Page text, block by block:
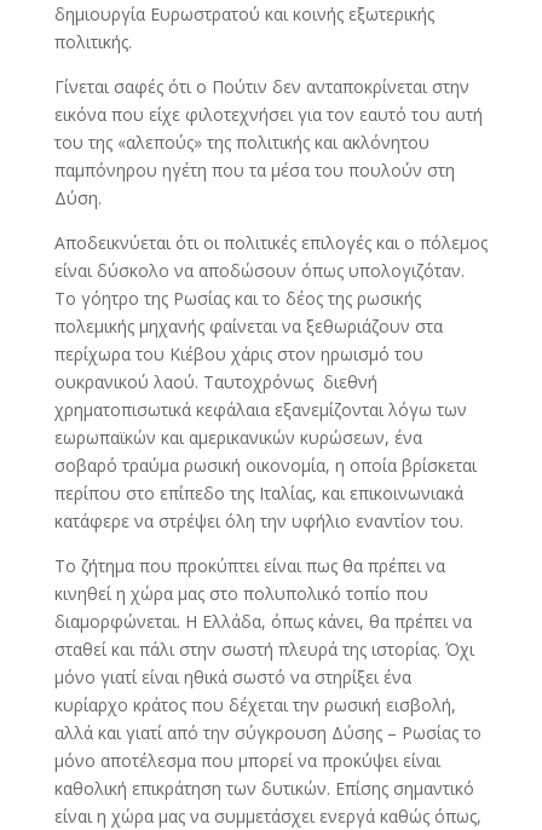
δημιουργία Ευρωστρατού και κοινής εξωτερικής
πολιτικής.
Γίνεται σαφές ότι ο Πούτιν δεν ανταποκρίνεται στην
εικόνα που είχε φιλοτεχνήσει για τον εαυτό του αυτή
του της «αλεπούς» της πολιτικής και ακλόνητου
παμπόνηρου ηγέτη που τα μέσα του πουλούν στη
Δύση.
Αποδεικνύεται ότι οι πολιτικές επιλογές και ο πόλεμος
είναι δύσκολο να αποδώσουν όπως υπολογιζόταν.
Το γόητρο της Ρωσίας και το δέος της ρωσικής
πολεμικής μηχανής φαίνεται να ξεθωριάζουν στα
περίχωρα του Κιέβου χάρις στον ηρωισμό του
ουκρανικού λαού. Ταυτοχρόνως διεθνή
χρηματοπισωτικά κεφάλαια εξανεμίζονται λόγω των
εωρωπαϊκών και αμερικανικών κυρώσεων, ένα
σοβαρό τραύμα ρωσική οικονομία, η οποία βρίσκεται
περίπου στο επίπεδο της Ιταλίας, και επικοινωνιακά
κατάφερε να στρέψει όλη την υφήλιο εναντίον του.
Το ζήτημα που προκύπτει είναι πως θα πρέπει να
κινηθεί η χώρα μας στο πολυπολικό τοπίο που
διαμορφώνεται. Η Ελλάδα, όπως κάνει, θα πρέπει να
σταθεί και πάλι στην σωστή πλευρά της ιστορίας. Όχι
μόνο γιατί είναι ηθικά σωστό να στηρίξει ένα
κυρίαρχο κράτος που δέχεται την ρωσική εισβολή,
αλλά και γιατί από την σύγκρουση Δύσης – Ρωσίας το
μόνο αποτέλεσμα που μπορεί να προκύψει είναι
καθολική επικράτηση των δυτικών. Επίσης σημαντικό
είναι η χώρα μας να συμμετάσχει ενεργά καθώς όπως,